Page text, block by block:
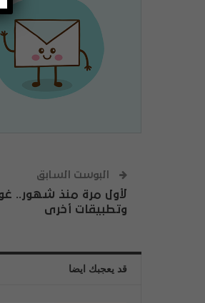
البوست السابق
وتطبيقات أخرى
قد يعجبك ايضا